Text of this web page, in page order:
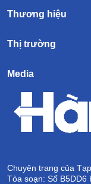
Thương hiệu
Thị trường
Media
Chuyên trang của
Tòa soạn: Số